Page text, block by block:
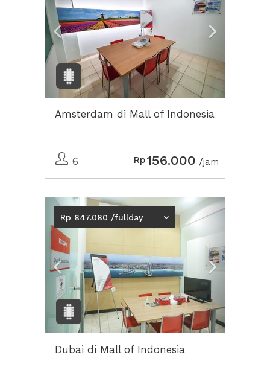
Amsterdam di Mall of Indonesia
6 Rp156.000 /jam
Previous Next2
Rp 847.080 /fullday
Dubai di Mall of Indonesia